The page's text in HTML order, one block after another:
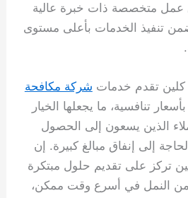
عمل متخصصة ذات خبرة عالية
تنفيذ الخدمات بأعلى مستوى
كلين تقدم خدمات شركة مكافحة
تنافسية، ما يجعلها الخيار
الذين يسعون إلى الحصول
إلى إنفاق مبالغ كبيرة. إن
تركز على تقديم حلول مبتكرة
النمل في أسرع وقت ممكن،